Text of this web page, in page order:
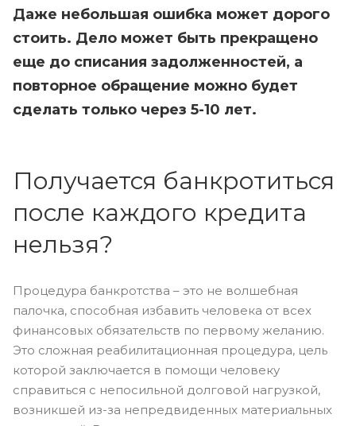
Даже небольшая ошибка может дорого
стоить. Дело может быть прекращено
еще до списания задолженностей, а
повторное обращение можно будет
сделать только через 5-10 лет.
Получается банкротиться
после каждого кредита
нельзя?
Процедура банкротства – это не волшебная
палочка, способная избавить человека от всех
финансовых обязательств по первому желанию.
Это сложная реабилитационная процедура, цель
которой заключается в помощи человеку
справиться с непосильной долговой нагрузкой,
возникшей из-за непредвиденных материальных